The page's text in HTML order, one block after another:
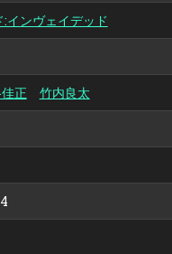
インヴェイデッド
正 竹内良太